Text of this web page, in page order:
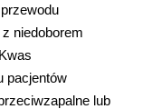
niedoborem
pacjentów
lub